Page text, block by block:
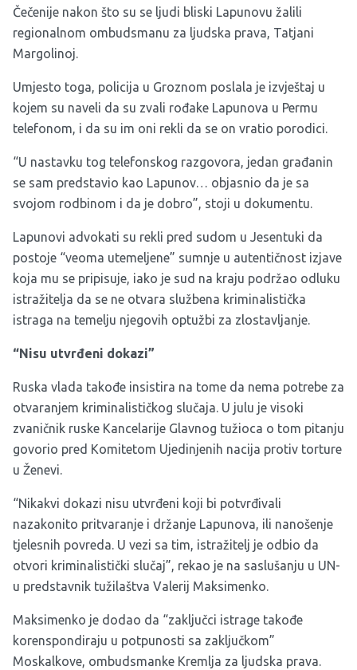
Čečenije nakon što su se ljudi bliski Lapunovu žalili
regionalnom ombudsmanu za ljudska prava, Tatjani
Margolinoj.
Umjesto toga, policija u Groznom poslala je izvještaj u
kojem su naveli da su zvali rođake Lapunova u Permu
telefonom, i da su im oni rekli da se on vratio porodici.
“U nastavku tog telefonskog razgovora, jedan građanin
se sam predstavio kao Lapunov… objasnio da je sa
svojom rodbinom i da je dobro”, stoji u dokumentu.
Lapunovi advokati su rekli pred sudom u Jesentuki da
postoje “veoma utemeljene” sumnje u autentičnost izjave
koja mu se pripisuje, iako je sud na kraju podržao odluku
istražitelja da se ne otvara službena kriminalistička
istraga na temelju njegovih optužbi za zlostavljanje.
“Nisu utvrđeni dokazi”
Ruska vlada takođe insistira na tome da nema potrebe za
otvaranjem kriminalističkog slučaja. U julu je visoki
zvaničnik ruske Kancelarije Glavnog tužioca o tom pitanju
govorio pred Komitetom Ujedinjenih nacija protiv torture
u Ženevi.
“Nikakvi dokazi nisu utvrđeni koji bi potvrđivali
nazakonito pritvaranje i držanje Lapunova, ili nanošenje
tjelesnih povreda. U vezi sa tim, istražitelj je odbio da
otvori kriminalistički slučaj”, rekao je na saslušanju u UN-
u predstavnik tužilaštva Valerij Maksimenko.
Maksimenko je dodao da “zaključci istrage takođe
korenspondiraju u potpunosti sa zaključkom”
Moskalkove, ombudsmanke Kremlja za ljudska prava.